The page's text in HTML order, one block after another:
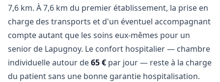
7,6 km. À 7,6 km du premier établissement, la prise en
charge des transports et d'un éventuel accompagnant
compte autant que les soins eux-mêmes pour un
senior de Lapugnoy. Le confort hospitalier — chambre
individuelle autour de65 € par jour — reste à la charge
du patient sans une bonne garantie hospitalisation.